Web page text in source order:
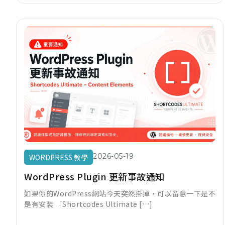
WORDPRESS 教學 2026-05-19
WordPress Plugin 更新事故通知
如果你的WordPress網站今天突然掛掉，可以留意一下是不
是有安裝 「Shortcodes Ultimate […]